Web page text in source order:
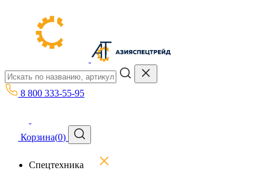
8 800 333-55-95
Корзина(0)
Спецтехника